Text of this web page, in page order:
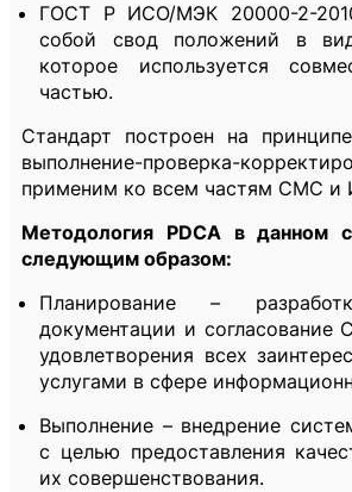
ГОСТ Р ИСО/МЭК 20000-2-
собой свод положений в
которое используется
частью.
Стандарт построен на
выполнение-проверка-
применим ко всем частям СМС и
Методология PDCA в данном
следующим образом:
Планирование –
документации и согласование
удовлетворения всех
услугами в сфере
Выполнение – внедрение
с целью предоставления
их совершенствования.